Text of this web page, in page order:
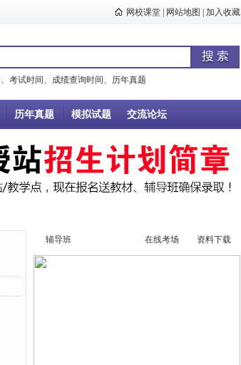
网校课堂 网站地图 加入收藏
、 考试时间 、 成绩查询时间 、 历年真题
历年真题 模拟试题 交流论坛
辅导班 在线考场 资料下载